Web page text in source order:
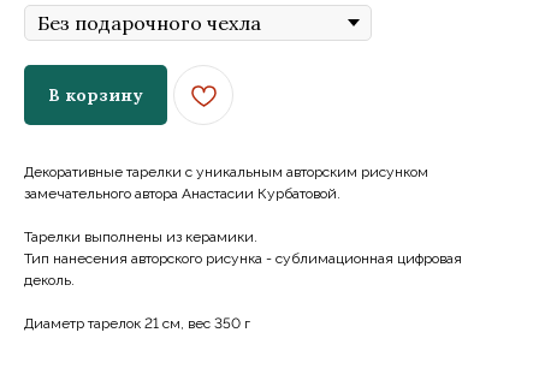
В корзину
Декоративные тарелки с уникальным авторским рисунком
замечательного автора Анастасии Курбатовой.
Тарелки выполнены из керамики.
Тип нанесения авторского рисунка - сублимационная цифровая
деколь.
Диаметр тарелок 21 см, вес 350 г